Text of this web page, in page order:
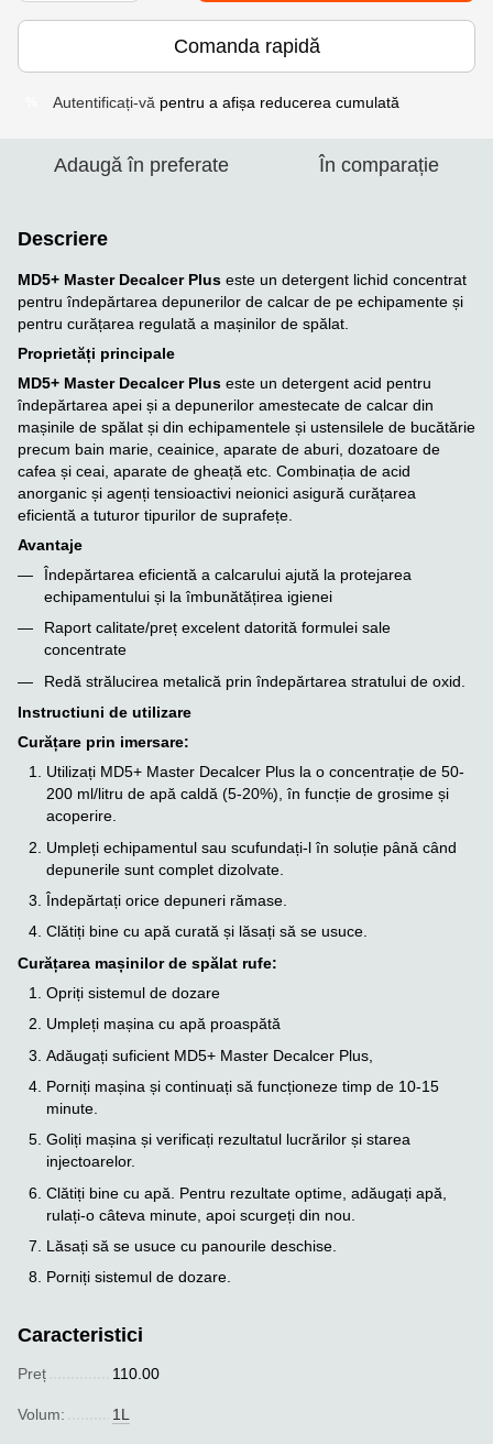
Comanda rapidă
Autentificați-vă pentru a afișa reducerea cumulată
Adaugă în preferate În comparație
Descriere
MD5+ Master Decalcer Plus este un detergent lichid concentrat
pentru îndepărtarea depunerilor de calcar de pe echipamente și
pentru curățarea regulată a mașinilor de spălat.
Proprietăți principale
MD5+ Master Decalcer Plus este un detergent acid pentru
îndepărtarea apei și a depunerilor amestecate de calcar din
mașinile de spălat și din echipamentele și ustensilele de bucătărie
precum bain marie, ceainice, aparate de aburi, dozatoare de
cafea și ceai, aparate de gheață etc. Combinația de acid
anorganic și agenți tensioactivi neionici asigură curățarea
eficientă a tuturor tipurilor de suprafețe.
Avantaje
Îndepărtarea eficientă a calcarului ajută la protejarea
echipamentului și la îmbunătățirea igienei
Raport calitate/preț excelent datorită formulei sale
concentrate
Redă strălucirea metalică prin îndepărtarea stratului de oxid.
Instructiuni de utilizare
Curățare prin imersare:
Utilizați MD5+ Master Decalcer Plus la o concentrație de 50-
200 ml/litru de apă caldă (5-20%), în funcție de grosime și
acoperire.
Umpleți echipamentul sau scufundați-l în soluție până când
depunerile sunt complet dizolvate.
Îndepărtați orice depuneri rămase.
Clătiți bine cu apă curată și lăsați să se usuce.
Curățarea mașinilor de spălat rufe:
Opriți sistemul de dozare
Umpleți mașina cu apă proaspătă
Adăugați suficient MD5+ Master Decalcer Plus,
Porniți mașina și continuați să funcționeze timp de 10-15
minute.
Goliți mașina și verificați rezultatul lucrărilor și starea
injectoarelor.
Clătiți bine cu apă. Pentru rezultate optime, adăugați apă,
rulați-o câteva minute, apoi scurgeți din nou.
Lăsați să se usuce cu panourile deschise.
Porniți sistemul de dozare.
Caracteristici
Preț 110.00
Volum: 1L